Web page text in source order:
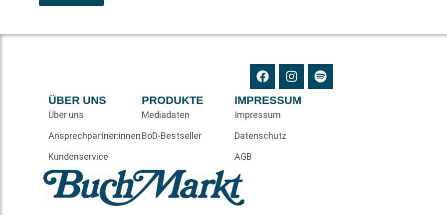
ÜBER UNS
Über uns
Ansprechpartner:innen
Kundenservice
PRODUKTE
Mediadaten
BoD-Bestseller
IMPRESSUM
Impressum
Datenschutz
AGB